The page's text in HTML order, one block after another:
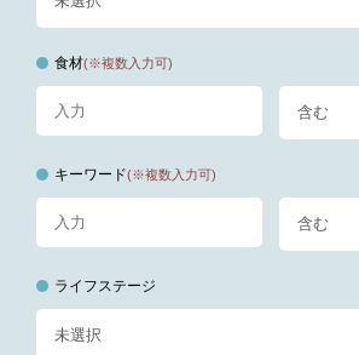
食材(※複数入力可)
キーワード(※複数入力可)
ライフステージ